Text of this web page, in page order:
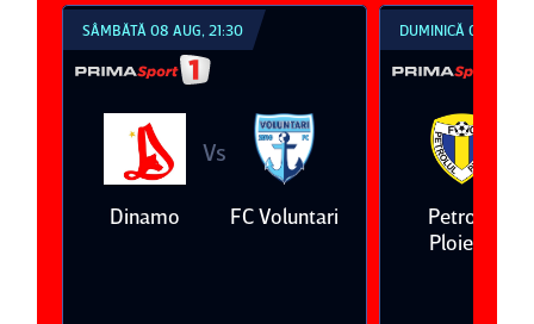
SÂMBĂTĂ 08 AUG, 21:30
Dinamo
Vs
FC Voluntari
DUMINICĂ 09 AUG,
Petrolul
Ploieşti